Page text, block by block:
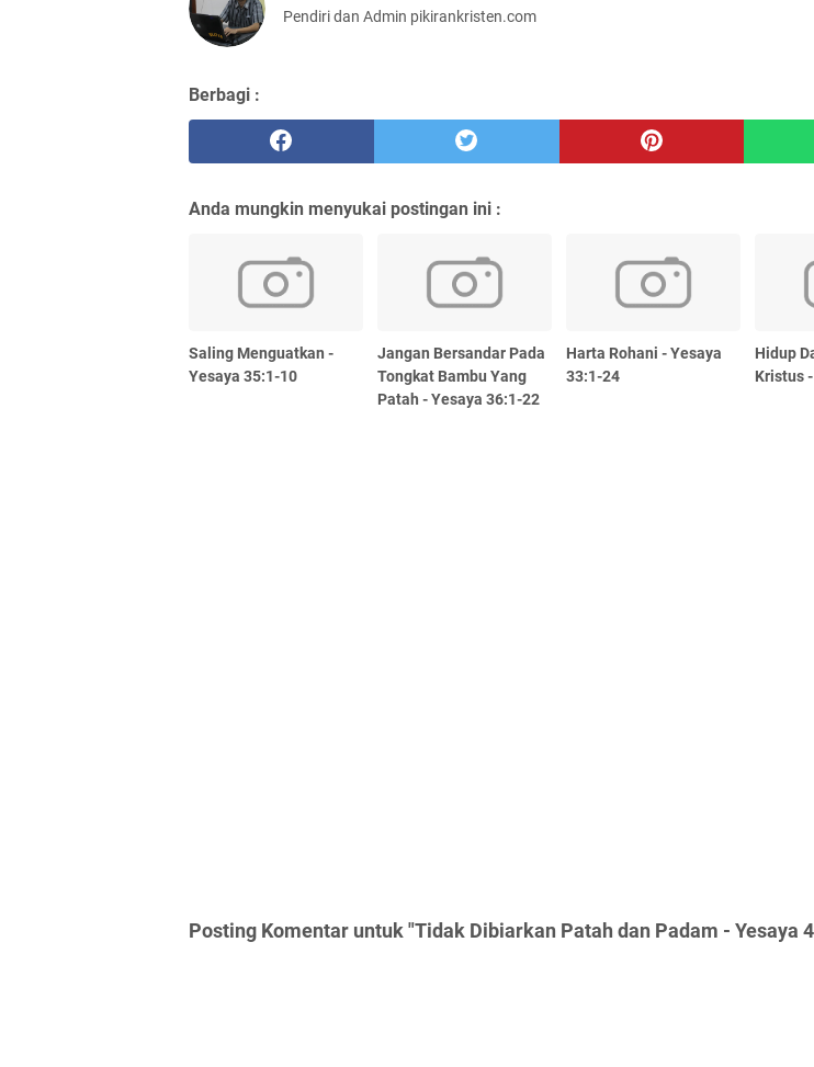
Pendiri dan Admin pikirankristen.com
Berbagi :
Anda mungkin menyukai postingan ini :
Saling Menguatkan -
Yesaya 35:1-10
Jangan Bersandar Pada
Tongkat Bambu Yang
Patah - Yesaya 36:1-22
Harta Rohani - Yesaya
33:1-24
Hidup
Kristus
Posting Komentar untuk "Tidak Dibiarkan Patah dan Padam - Yesaya